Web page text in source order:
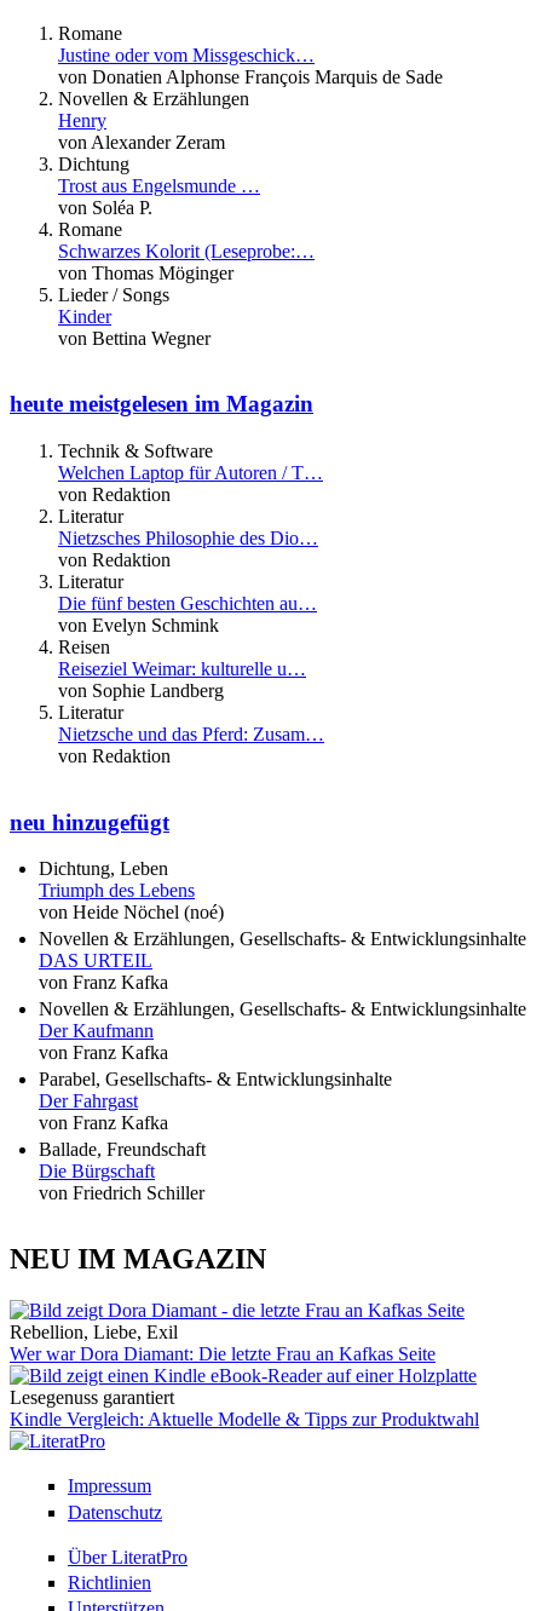
Romane
Justine oder vom Missgeschick…
von Donatien Alphonse François Marquis de Sade
Novellen & Erzählungen
Henry
von Alexander Zeram
Dichtung
Trost aus Engelsmunde …
von Soléa P.
Romane
Schwarzes Kolorit (Leseprobe:…
von Thomas Möginger
Lieder / Songs
Kinder
von Bettina Wegner
heute meistgelesen im Magazin
Technik & Software
Welchen Laptop für Autoren / T…
von Redaktion
Literatur
Nietzsches Philosophie des Dio…
von Redaktion
Literatur
Die fünf besten Geschichten au…
von Evelyn Schmink
Reisen
Reiseziel Weimar: kulturelle u…
von Sophie Landberg
Literatur
Nietzsche und das Pferd: Zusam…
von Redaktion
neu hinzugefügt
Dichtung, Leben
Triumph des Lebens
von Heide Nöchel (noé)
Novellen & Erzählungen, Gesellschafts- & Entwicklungsinhalte
DAS URTEIL
von Franz Kafka
Novellen & Erzählungen, Gesellschafts- & Entwicklungsinhalte
Der Kaufmann
von Franz Kafka
Parabel, Gesellschafts- & Entwicklungsinhalte
Der Fahrgast
von Franz Kafka
Ballade, Freundschaft
Die Bürgschaft
von Friedrich Schiller
NEU IM MAGAZIN
Rebellion, Liebe, Exil
Wer war Dora Diamant: Die letzte Frau an Kafkas Seite
Lesegenuss garantiert
Kindle Vergleich: Aktuelle Modelle & Tipps zur Produktwahl
Impressum
Datenschutz
Über LiteratPro
Richtlinien